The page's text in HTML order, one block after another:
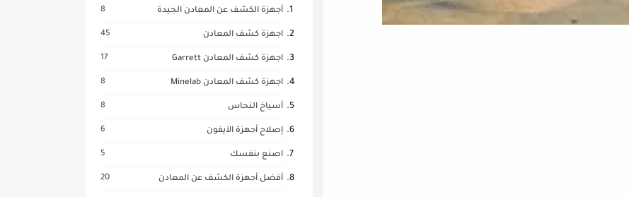
أجهزة الكشف عن المعادن الجيدة 8
اجهزة كشف المعادن 45
اجهزة كشف المعادن Garrett 17
اجهزة كشف المعادن Minelab 8
أسياخ النحاس 8
إصلاح أجهزة الآيفون 6
اصنع بنفسك 5
أفضل أجهزة الكشف عن المعادن 20